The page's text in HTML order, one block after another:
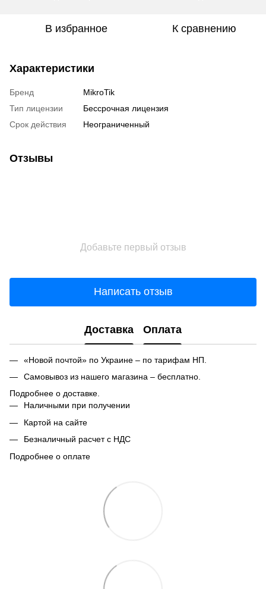
В избранное К сравнению
Характеристики
Бренд
MikroTik
Тип лицензии
Бессрочная лицензия
Срок действия
Неограниченный
Отзывы
Добавьте первый отзыв
Написать отзыв
Доставка Оплата
«Новой почтой» по Украине – по тарифам НП.
Самовывоз из нашего магазина – бесплатно.
Подробнее о доставке.
Наличными при получении
Картой на сайте
Безналичный расчет с НДС
Подробнее о оплате